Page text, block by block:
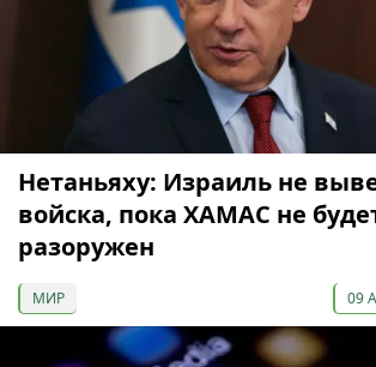
Нетаньяху: Израиль не
войска, пока ХАМАС не
разоружен
МИР 09